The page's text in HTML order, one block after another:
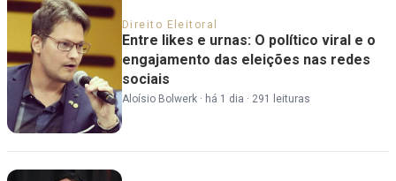
Direito Eleitoral
Entre likes e urnas: O político viral e o
engajamento das eleições nas redes
sociais
Aloísio Bolwerk · há 1 dia · 291 leituras